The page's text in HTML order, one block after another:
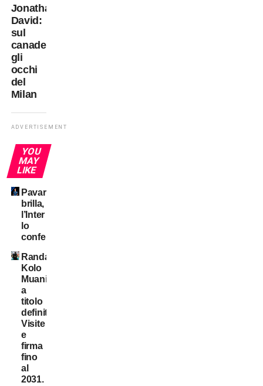
Jonathan
David:
sul
canadese
gli
occhi
del
Milan
ADVERTISEMENT
YOU
MAY
LIKE
Pavard
brilla,
l’Inter
lo
conferma?
Randal
Kolo
Muani:
a
titolo
definitivo!
Visite
e
firma
fino
al
2031.